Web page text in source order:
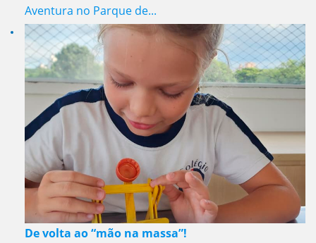
Aventura no Parque de...
De volta ao “mão na massa”!